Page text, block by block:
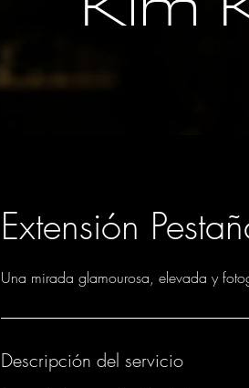
Extensión
Una mirada glamourosa, elevada y
Descripción del servicio